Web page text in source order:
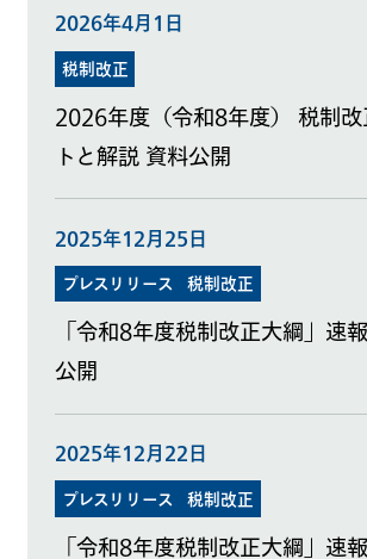
2026年4月1日
税制改正
2026年度（令和8年度） 税制改
トと解説 資料公開
2025年12月25日
プレスリリース 税制改正
「令和8年度税制改正大綱」速
公開
2025年12月22日
プレスリリース 税制改正
「令和8年度税制改正大綱」速